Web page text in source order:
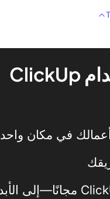
ابدأ باستخدام ClickUp
في مكان واحد